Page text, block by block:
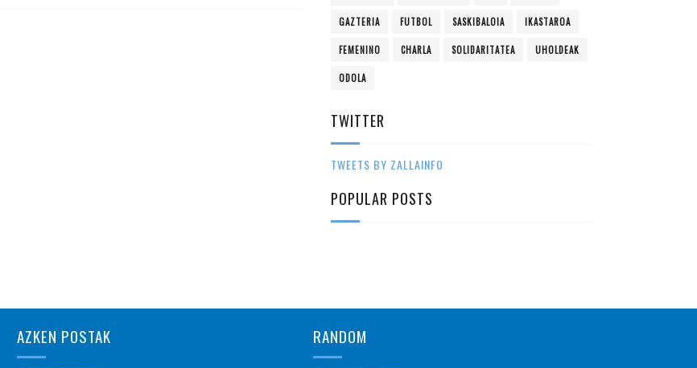
GAZTERIA FUTBOL SASKIBALOIA IKASTAROA
FEMENINO CHARLA SOLIDARITATEA UHOLDEAK
ODOLA
TWITTER
TWEETS BY ZALLAINFO
POPULAR POSTS
AZKEN POSTAK RANDOM